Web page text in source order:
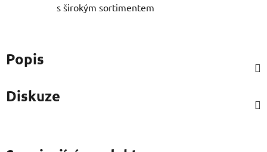
s širokým sortimentem
Popis
Diskuze